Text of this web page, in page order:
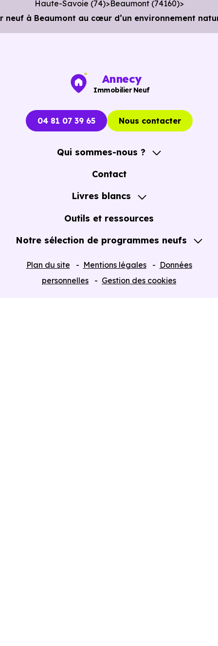
Haute-Savoie (74) Beaumont (74160)
à Beaumont au cœur d’un environnement
Annecy
Immobilier Neuf
04 81 07 39 65 Nous contacter
Qui sommes-nous ?
A propos
Contact
Livres blancs
Guide de l'Achat immobilier neuf en VEFA
Outils et ressources
Notre sélection de programmes neufs
Plan du site Mentions légales
Données
personnelles
Gestion des cookies